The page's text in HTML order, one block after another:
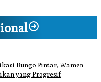
Bungo Pintar, Wamen
yang Progresif